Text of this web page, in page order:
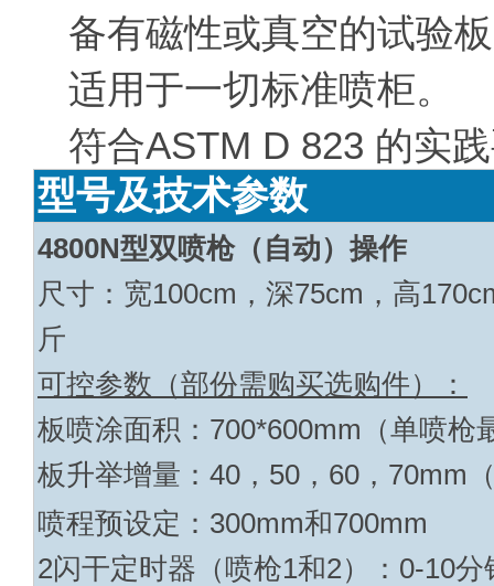
备有磁性或真空的试验
适用于一切标准喷柜。
符合ASTM D 823 的实
型号及技术参数
4800N型双喷枪（自动）操作
尺寸：宽100cm ，深75cm ，高
斤
可控参数（部份需购买选购件）：
板喷涂面积： 700*600mm （单喷枪
板升举增量： 40 ， 50 ， 60 ， 70mm
喷程预设定： 300mm和700mm
2闪干定时器（喷枪1和2）： 0-10分